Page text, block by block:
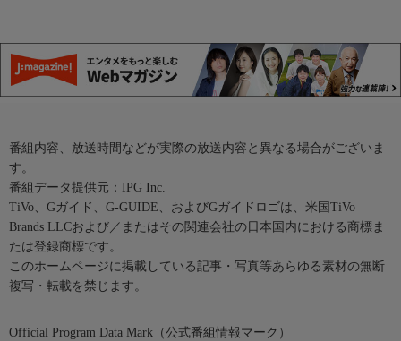
番組内容、放送時間などが実際の放送内容と異なる場合がございま
す。
番組データ提供元：IPG Inc.
TiVo、Gガイド、G-GUIDE、およびGガイドロゴは、米国TiVo
Brands LLCおよび／またはその関連会社の日本国内における商標ま
たは登録商標です。
このホームページに掲載している記事・写真等あらゆる素材の無断
複写・転載を禁じます。
Official Program Data Mark（公式番組情報マーク）